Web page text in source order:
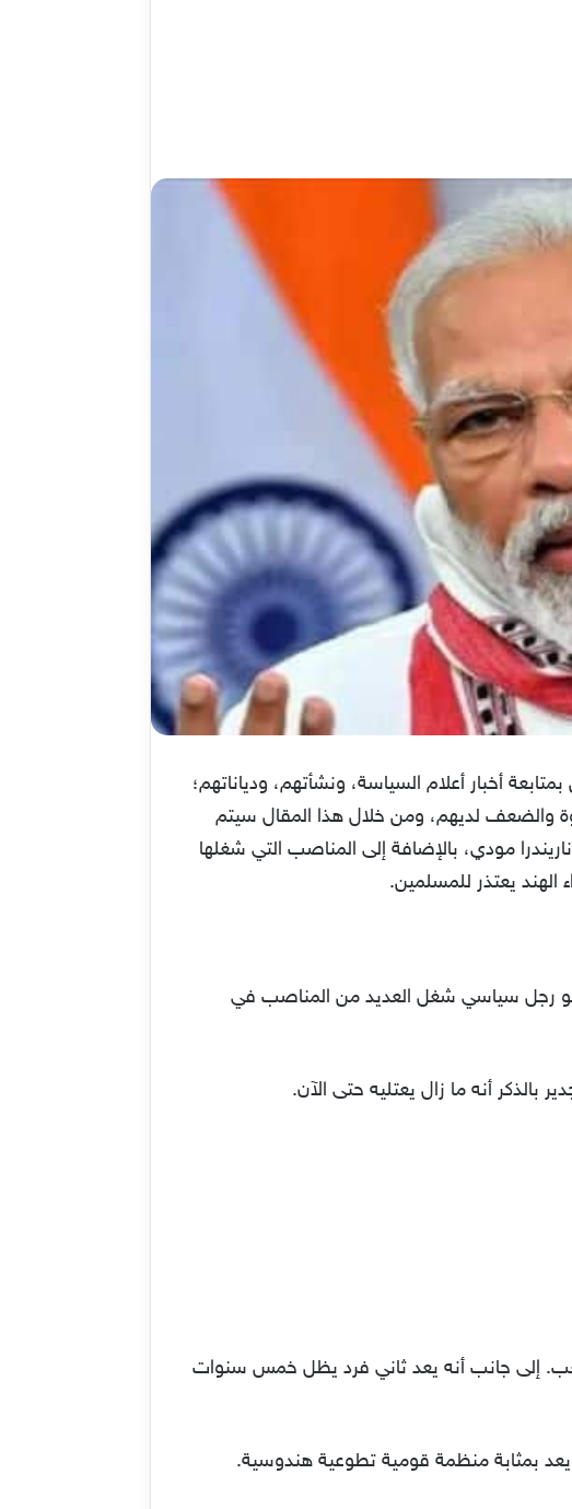
أخبار أعلام السياسة، ونشأتهم، ودياناتهم؛
والضعف لديهم، ومن خلال هذا المقال سيتم
مودي، بالإضافة إلى المناصب التي شغلها
يعتذر للمسلمين.
مودي”، وُلِدَ في 17 من شهر سبتمبر عام 1950 في الهند. وهو رجل سياسي شغل العديد من المناصب في
إلى جانب أنه يعد ثاني فرد يظل خمس سنوات
يعد بمثابة منظمة قومية تطوعية هندوسية.